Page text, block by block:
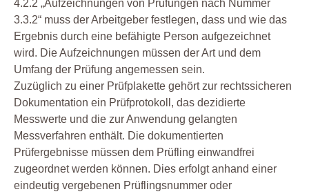
4.2.2 „Aufzeichnungen von Prüfungen nach Nummer
3.3.2“ muss der Arbeitgeber festlegen, dass und wie das
Ergebnis durch eine befähigte Person aufgezeichnet
wird. Die Aufzeichnungen müssen der Art und dem
Umfang der Prüfung angemessen sein.
Zuzüglich zu einer Prüfplakette gehört zur rechtssicheren
Dokumentation ein Prüfprotokoll, das dezidierte
Messwerte und die zur Anwendung gelangten
Messverfahren enthält. Die dokumentierten
Prüfergebnisse müssen dem Prüfling einwandfrei
zugeordnet werden können. Dies erfolgt anhand einer
eindeutig vergebenen Prüflingsnummer oder